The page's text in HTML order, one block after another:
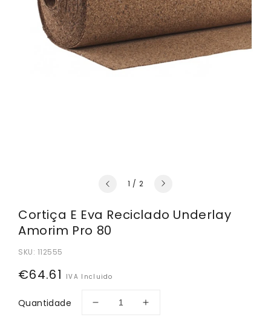
1 / de
2
Cortiça E Eva Reciclado Underlay
Amorim Pro 80
SKU: 112555
Preço
€64.61 IVA Incluido
Quantidade
Diminuir
Aumentar